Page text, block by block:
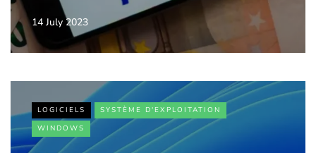
14 July 2023
LOGICIELS
SYSTÈME D'EXPLOITATION
WINDOWS